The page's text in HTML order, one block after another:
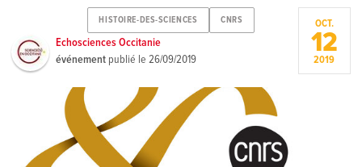
HISTOIRE-DES-SCIENCES CNRS
Echosciences Occitanie
événement publié le26/09/2019
OCT.
12
2019